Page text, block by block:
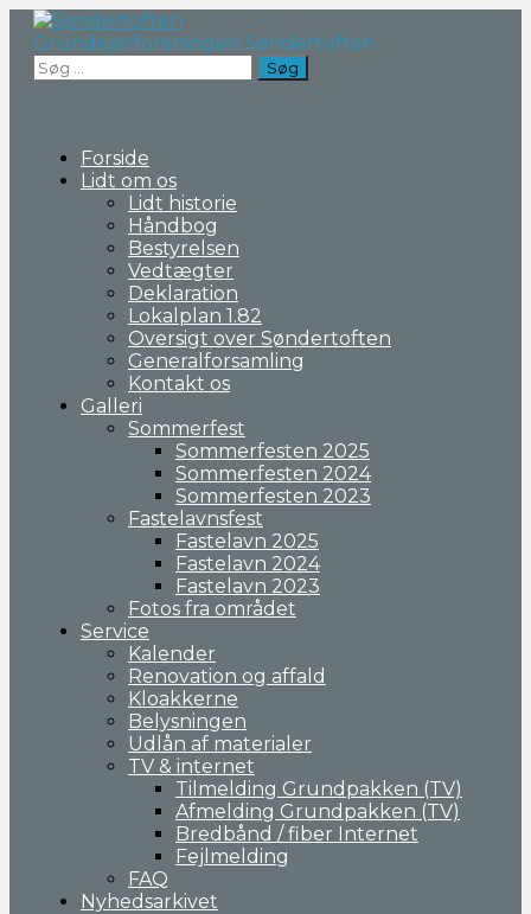
Fortsæt
indhold
Grundejerforeningen Søndertoften
Søg
efter:
Forside
Lidt om os
Lidt historie
Håndbog
Bestyrelsen
Vedtægter
Deklaration
Lokalplan 1.82
Oversigt over Søndertoften
Generalforsamling
Kontakt os
Galleri
Sommerfest
Sommerfesten 2025
Sommerfesten 2024
Sommerfesten 2023
Fastelavnsfest
Fastelavn 2025
Fastelavn 2024
Fastelavn 2023
Fotos fra området
Service
Kalender
Renovation og affald
Kloakkerne
Belysningen
Udlån af materialer
TV & internet
Tilmelding Grundpakken (TV)
Afmelding Grundpakken (TV)
Bredbånd / fiber Internet
Fejlmelding
FAQ
Nyhedsarkivet